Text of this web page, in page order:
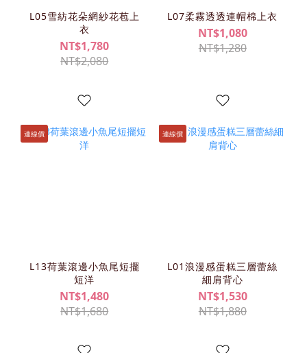
L05雪紡花朵網紗花苞上
衣
NT$1,780
NT$2,080
L07柔霧透透連帽棉上衣
NT$1,080
NT$1,280
連線價
L13荷葉滾邊小魚尾短擺
短洋
NT$1,480
NT$1,680
連線價
L01浪漫感蛋糕三層蕾絲
細肩背心
NT$1,530
NT$1,880